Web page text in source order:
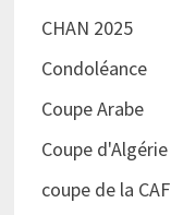
CHAN 2025
Condoléance
Coupe Arabe
Coupe d'Algérie
coupe de la CAF